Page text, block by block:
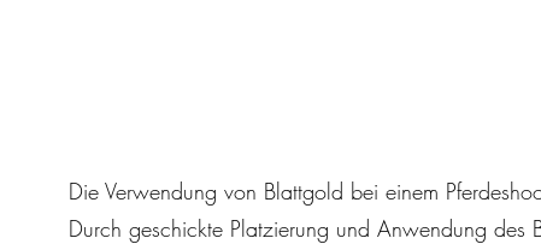
Die Verwendung von Blattgold bei einem
Durch geschickte Platzierung und Anwendung